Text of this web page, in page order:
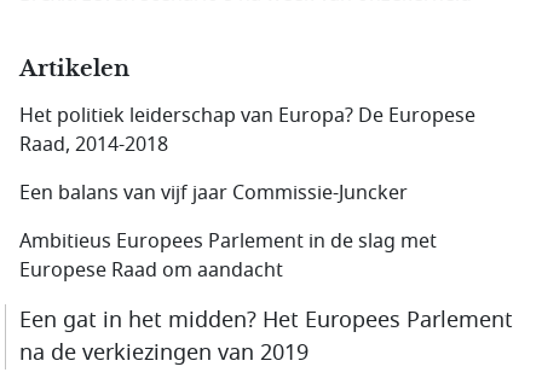
Artikelen
Het politiek leiderschap van Europa? De Europese
Raad, 2014-2018
Een balans van vijf jaar Commissie-Juncker
Ambitieus Europees Parlement in de slag met
Europese Raad om aandacht
Een gat in het midden? Het Europees Parlement
na de verkiezingen van 2019